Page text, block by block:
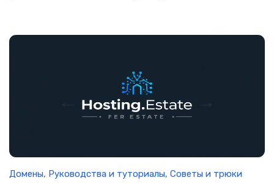
Домены, Руководства и туториалы, Советы и трюки